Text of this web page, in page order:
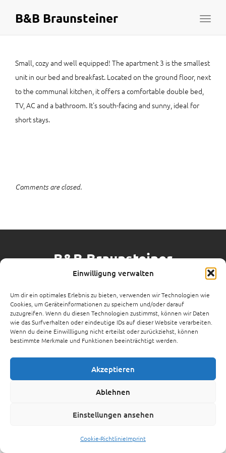
Einwilligung verwalten
Um dir ein optimales Erlebnis zu bieten, verwenden wir Technologien wie
Cookies, um Geräteinformationen zu speichern und/oder darauf
zuzugreifen. Wenn du diesen Technologien zustimmst, können wir Daten
wie das Surfverhalten oder eindeutige IDs auf dieser Website verarbeiten.
Wenn du deine Einwillligung nicht erteilst oder zurückziehst, können
bestimmte Merkmale und Funktionen beeinträchtigt werden.
Akzeptieren
Ablehnen
Einstellungen ansehen
Cookie-RichtlinieImprint
B&B Braunsteiner
Toggle
Small, cozy and well equipped! The apartment 3 is the smallest
unit in our bed and breakfast. Located on the ground floor, next
to the communal kitchen, it offers a comfortable double bed,
TV, AC and a bathroom. It's south-facing and sunny, ideal for
short stays.
Comments are closed.
B&B Braunsteiner
3071 Böheimkirchen
Phone+43 664 6585858
E-Mail:robraunsteiner@yahoo.de